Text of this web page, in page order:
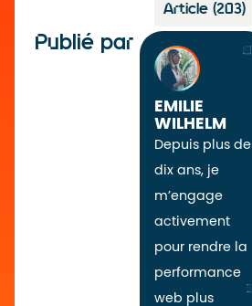
Article (203)
Publié par
EMILIE
WILHELM
Depuis plus de
dix ans, je
m’engage
activement
pour rendre la
performance
web plus